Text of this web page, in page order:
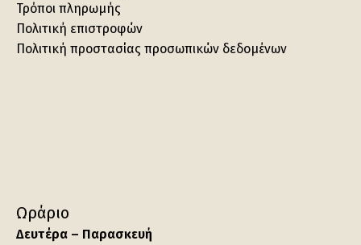
Τρόποι πληρωμής
Πολιτική επιστροφών
Πολιτική προστασίας προσωπικών δεδομένων
Ωράριο
Δευτέρα – Παρασκευή